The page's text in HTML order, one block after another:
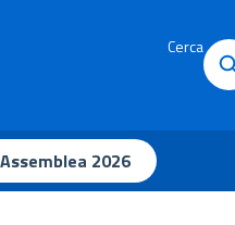
Cerca
Assemblea 2026